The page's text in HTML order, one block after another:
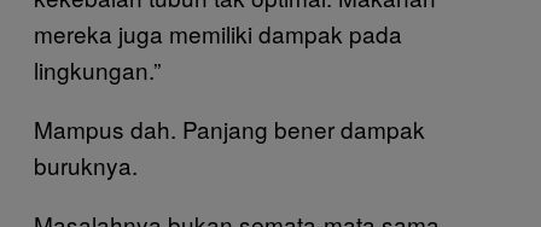
mereka juga memiliki dampak pada
lingkungan.”
Mampus dah. Panjang bener dampak
buruknya.